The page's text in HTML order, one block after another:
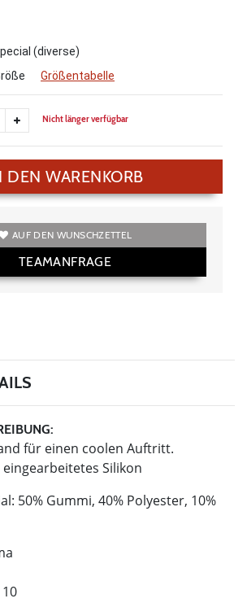
(diverse)
Größentabelle
Nicht länger verfügbar
DEN WARENKORB
AUF DEN WUNSCHZETTEL
TEAMANFRAGE
für einen coolen Auftritt.
Silikon
50% Gummi, 40% Polyester, 10%